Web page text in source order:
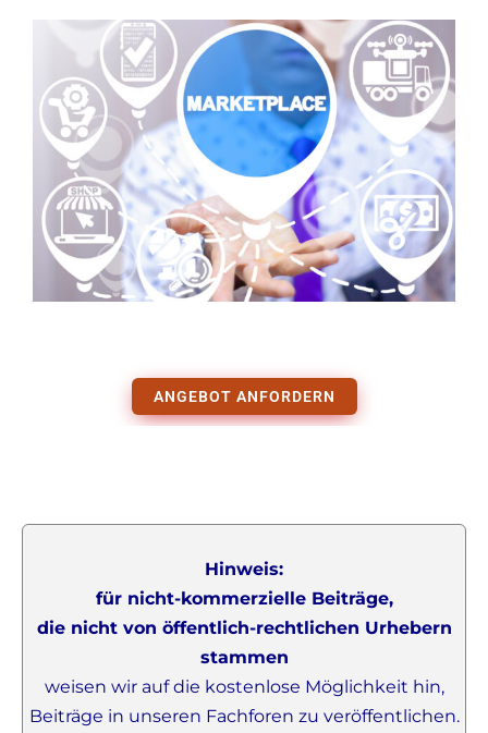
ANGEBOT ANFORDERN
Hinweis:
für nicht-kommerzielle Beiträge,
die nicht von öffentlich-rechtlichen Urhebern
stammen
weisen wir auf die kostenlose Möglichkeit hin,
Beiträge in unseren Fachforen zu veröffentlichen.